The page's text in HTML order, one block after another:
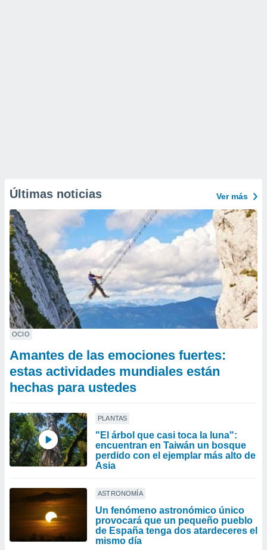
Últimas noticias Ver más
OCIO
Amantes de las emociones fuertes:
estas actividades mundiales están
hechas para ustedes
PLANTAS
"El árbol que casi toca la luna":
encuentran en Taiwán un bosque
perdido con el ejemplar más alto de
Asia
ASTRONOMÍA
Un fenómeno astronómico único
provocará que un pequeño pueblo
de España tenga dos atardeceres el
mismo día